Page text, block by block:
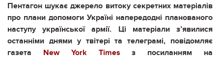
Пентагон шукає джерело витоку секретних матеріалів
про плани допомоги Україні напередодні планованого
наступу української армії. Ці матеріали з’явилися
останніми днями у твітері та телеграмі, повідомляє
газета New York Times з посиланням на